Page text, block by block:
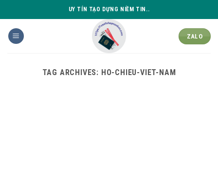
to
content
UY TÍN TẠO DỰNG NIỀM TIN..
ZALO
TAG ARCHIVES: HO-CHIEU-VIET-NAM